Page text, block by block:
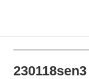
230118sen3